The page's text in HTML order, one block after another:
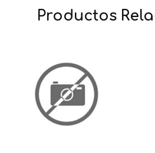
Productos